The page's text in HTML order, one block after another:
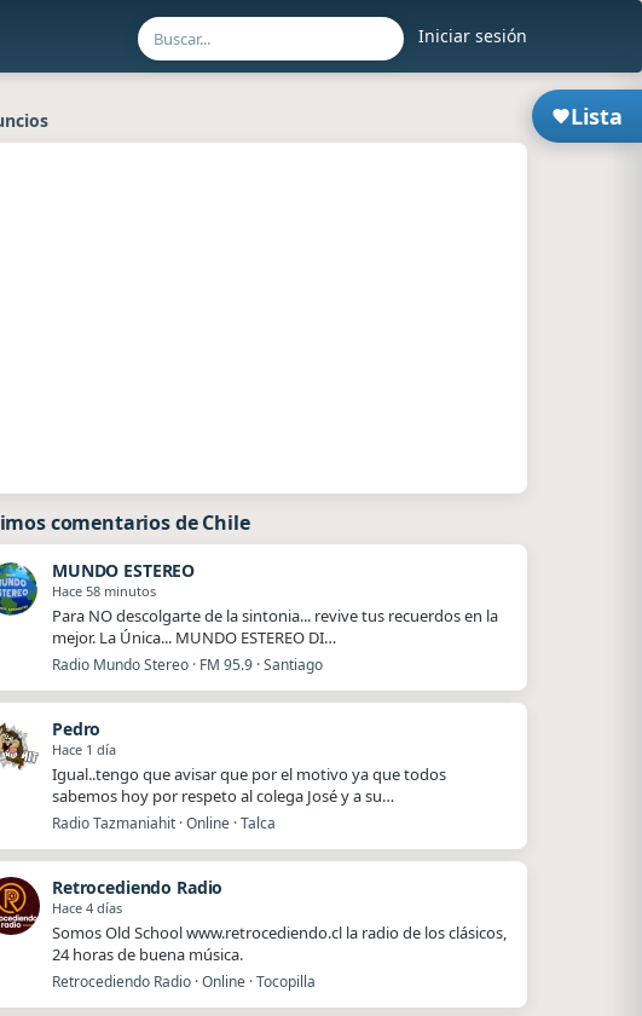
Iniciar sesión
Lista
comentarios de Chile
MUNDO ESTEREO
Hace 58 minutos
Para NO descolgarte de la sintonia... revive tus recuerdos en la
mejor. La Única... MUNDO ESTEREO DI…
Radio Mundo Stereo · FM 95.9 · Santiago
Pedro
Hace 1 día
Igual..tengo que avisar que por el motivo ya que todos
sabemos hoy por respeto al colega José y a su…
Radio Tazmaniahit · Online · Talca
Retrocediendo Radio
Hace 4 días
Somos Old School www.retrocediendo.cl la radio de los clásicos,
24 horas de buena música.
Retrocediendo Radio · Online · Tocopilla